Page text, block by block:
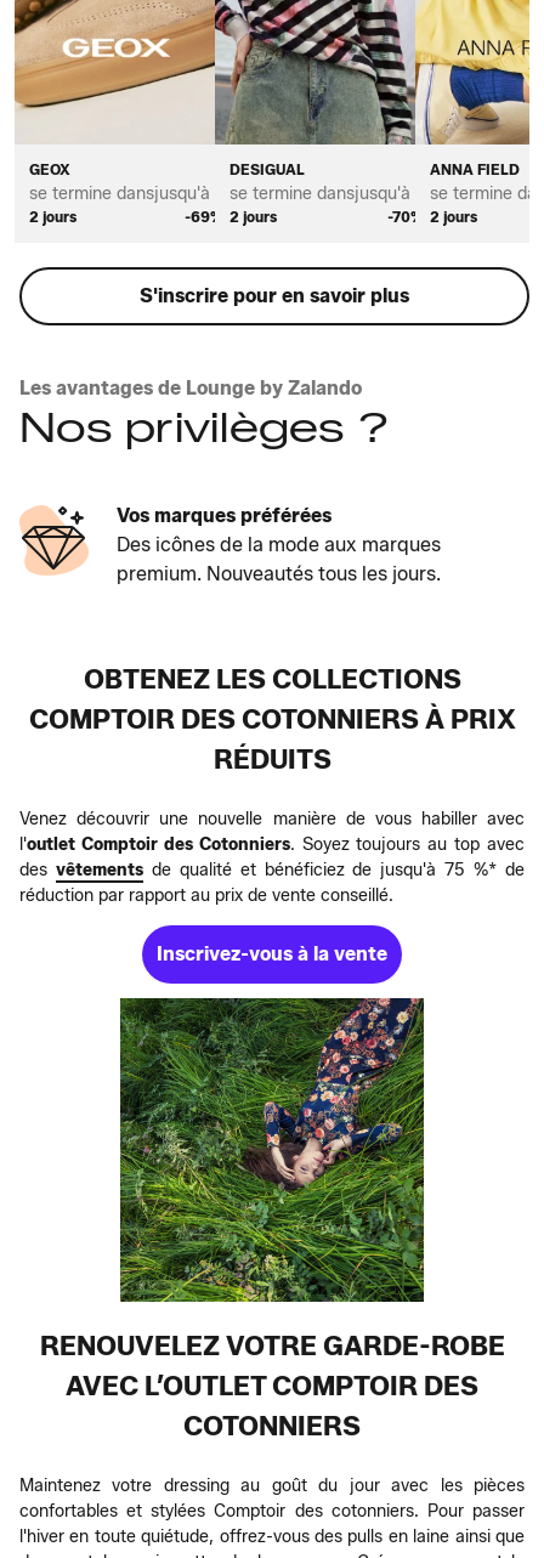
GEOX
se termine dans
2 jours
jusqu'à *
-69%
DESIGUAL
se termine dans
2 jours
jusqu'à *
-70%
ANNA FIELD
se termine
2 jours
S'inscrire pour en savoir plus
Les avantages de Lounge by Zalando
Nos privilèges ?
Vos marques préférées
Des icônes de la mode aux marques
premium. Nouveautés tous les jours.
OBTENEZ LES COLLECTIONS
COMPTOIR DES COTONNIERS À PRIX
RÉDUITS
Venez découvrir une nouvelle manière de vous habiller avec
l'outlet Comptoir des Cotonniers. Soyez toujours au top avec
des vêtementsde qualité et bénéficiez de jusqu'à 75 %* de
réduction par rapport au prix de vente conseillé.
Inscrivez-vous à la vente
RENOUVELEZ VOTRE GARDE-ROBE
AVEC L’OUTLET COMPTOIR DES
COTONNIERS
Maintenez votre dressing au goût du jour avec les pièces
confortables et stylées Comptoir des cotonniers. Pour passer
l'hiver en toute quiétude, offrez-vous des pulls en laine ainsi que